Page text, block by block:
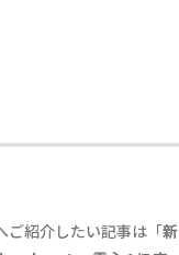
ご紹介したい記事は「新